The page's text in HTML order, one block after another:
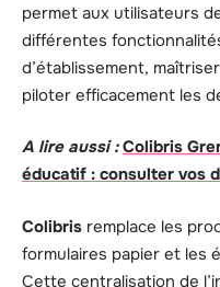
permet aux utilisateurs
différentes
d’établissement,
piloter efficacement les
A lire aussi : Colibris
éducatif : consulter vos
Colibris remplace les
formulaires papier et les
Cette centralisation de